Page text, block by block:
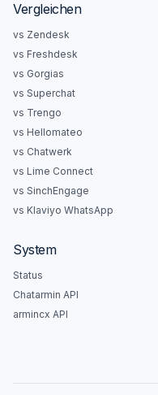
Vergleichen
vs Zendesk
vs Freshdesk
vs Gorgias
vs Superchat
vs Trengo
vs Hellomateo
vs Chatwerk
vs Lime Connect
vs SinchEngage
vs Klaviyo WhatsApp
System
Status
Chatarmin API
armincx API